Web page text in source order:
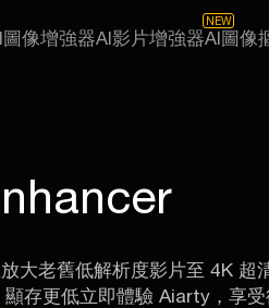
圖像增強器AI影片增強器
NEW
AI圖像
大老舊低解析度影片至 4K 超
存更低立即體驗 Aiarty，享